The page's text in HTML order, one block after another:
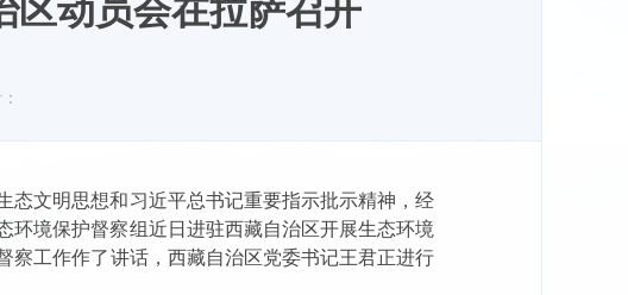
区动员会在拉萨召开
态文明思想和习近平总书记重要指示批示精神，经
环境保护督察组近日进驻西藏自治区开展生态环境
察工作作了讲话，西藏自治区党委书记王君正进行